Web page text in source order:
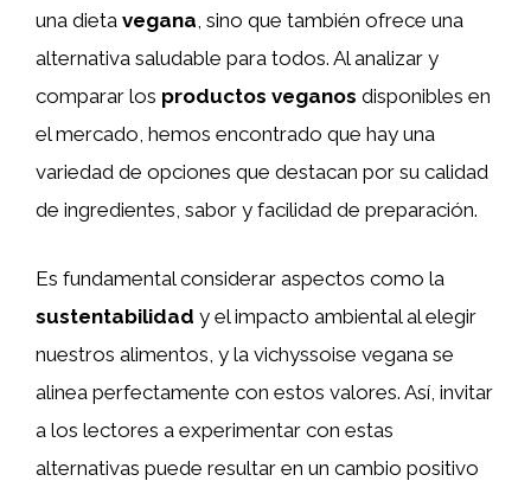
una dieta vegana, sino que también ofrece una
alternativa saludable para todos. Al analizar y
comparar los productos veganos disponibles en
el mercado, hemos encontrado que hay una
variedad de opciones que destacan por su calidad
de ingredientes, sabor y facilidad de preparación.
Es fundamental considerar aspectos como la
sustentabilidad y el impacto ambiental al elegir
nuestros alimentos, y la vichyssoise vegana se
alinea perfectamente con estos valores. Así, invitar
a los lectores a experimentar con estas
alternativas puede resultar en un cambio positivo